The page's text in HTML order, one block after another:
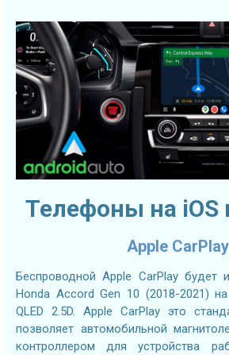
Телефоны на iOS
Apple CarPlay
Беспроводной Apple CarPlay будет
Honda Accord Gen 10 (2018-2021)
QLED 2.5D. Apple CarPlay это
позволяет автомобильной
контроллером для устройства